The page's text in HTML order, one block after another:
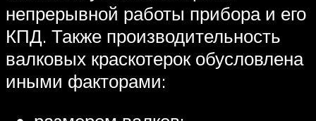
непрерывной работы прибора и его
КПД. Также производительность
валковых краскотерок обусловлена
иными факторами: